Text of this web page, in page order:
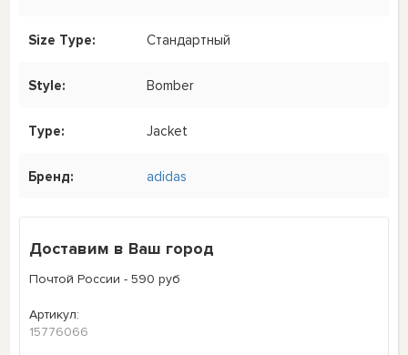
Size Type: Стандартный
Style: Bomber
Type: Jacket
Бренд: adidas
Доставим в Ваш город
Почтой России - 590 руб
Артикул:
15776066